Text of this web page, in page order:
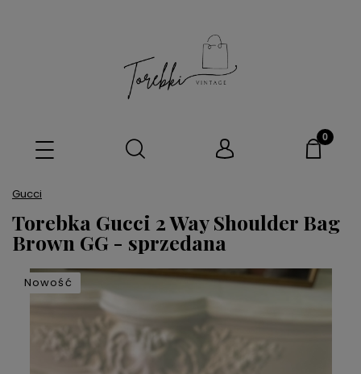
Gucci
Torebka Gucci 2 Way Shoulder Bag
Brown GG - sprzedana
Nowość